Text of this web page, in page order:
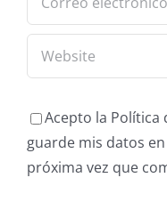
Acepto la Política
guarde mis datos
próxima vez que